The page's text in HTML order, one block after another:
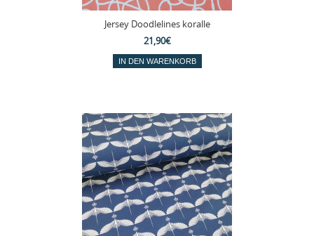
Jersey Doodlelines koralle
21,90€